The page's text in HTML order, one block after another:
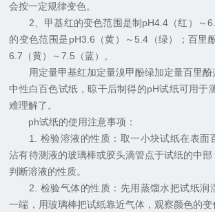
会按一定规律变色。
2、甲基红的变色范围是制pH4.4（红）～
的变色范围是pH3.6（黄）～5.4（绿）；百里
6.7（黄）～7.5（蓝）。
用定量甲基红加定量溴甲酚绿加定量百里酚
中性白百色试纸，晾干后制得的pH试纸可用于
难理解了。
ph试纸的使用注意事项：
1. 检验溶液的性质：取一小块试纸在表面
沾有待测液的玻璃棒或胶头滴管点于试纸的中部
判断溶液的性质。
2. 检验气体的性质：先用蒸馏水把试纸润
一端，用玻璃棒把试纸靠近气体，观察颜色的